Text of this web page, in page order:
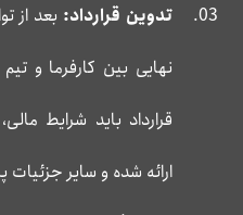
تدوین قرارداد: بعد از
نهایی بین کارفرما و
قرارداد باید شرایط
ارائه شده و سایر جزئیات